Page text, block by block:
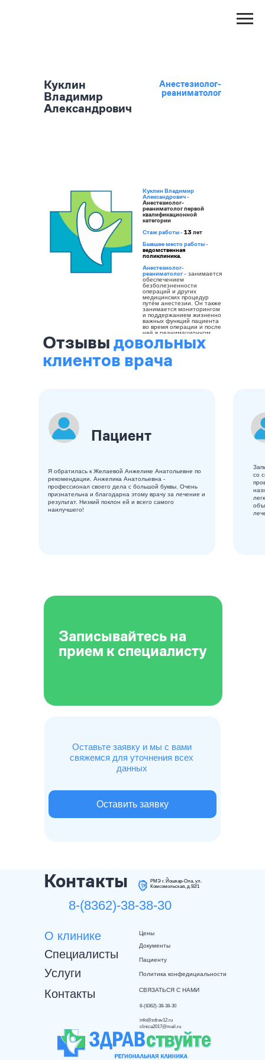
Куклин
Владимир
Александрович
Анестезиолог-
реаниматолог
Куклин Владимир
Александрович -
Анестезиолог-
реаниматолог первой
квалификационной
категории
Стаж работы -13лет
Бывшее место работы -
ведомственная
поликлиника.
Анестезиолог-
реаниматолог - занимается
обеспечением
безболезненности
операций и других
медицинских процедур
путём анестезии. Он также
занимается мониторингом
и поддержанием жизненно
важных функций пациента
во время операции и после
неё в реанимационном
отделении.
Отзывыдовольных
клиентов врача
Пациент
Я обратилась к Желаевой Анжелике Анатольевне по
рекомендации. Анжелика Анатольевна -
профессионал своего дела с большой буквы. Очень
признательна и благодарна этому врачу за лечение и
результат. Низкий поклон ей и всего самого
наилучшего!
со
Записывайтесь на
прием к специалисту
Оставьте заявку и мы с вами
свяжемся для уточнения всех
данных
Оставить заявку
Контакты
РМЭ г. Йошкар-Ола, ул.
Комсомольская, д.92/1
8-(8362)-38-38-30
О клинике
Специалисты
Услуги
Контакты
Цены
Документы
Пациенту
Политика конфедициальности
СВЯЗАТЬСЯ С НАМИ
8-(8362)-38-38-30
info@zdrav12.ru
clinica2017@mail.ru